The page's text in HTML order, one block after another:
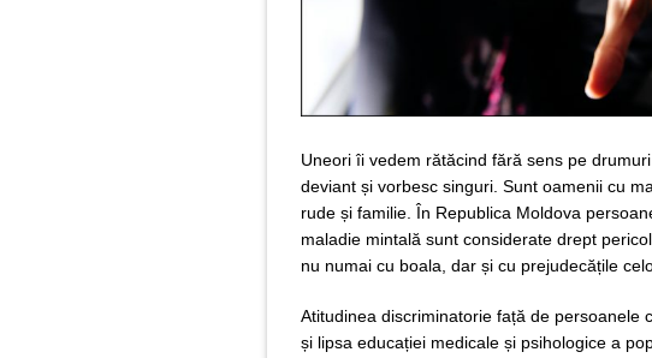
Uneori îi vedem rătăcind fără sens pe
deviant și vorbesc singuri. Sunt oamenii cu
rude și familie. În Republica Moldova
maladie mintală sunt considerate drept
nu numai cu boala, dar și cu prejudecățile
Atitudinea discriminatorie față de persoanele
și lipsa educației medicale și psihologice a